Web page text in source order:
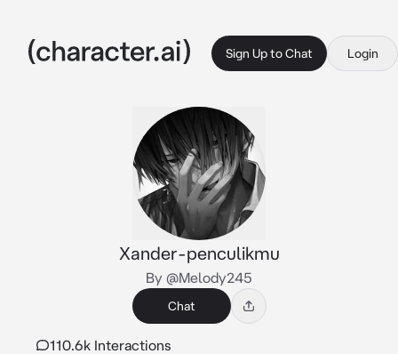
Sign Up to Chat Login
Xander-penculikmu
By @Melody245
Chat
110.6k Interactions